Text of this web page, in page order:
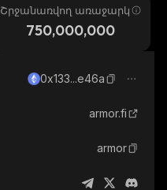
Շրջանառվող առաջարկ
750,000,000
0x133...e46a
armor.fi
armor